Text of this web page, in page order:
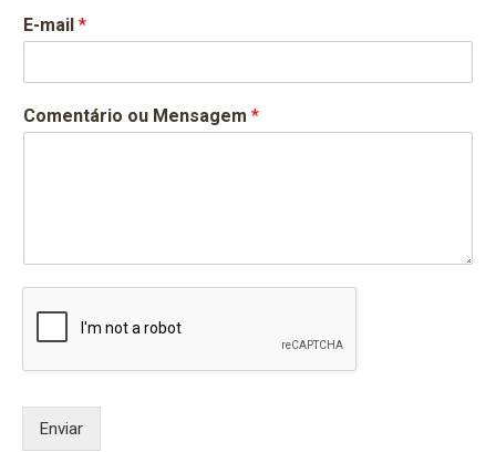
E-mail *
Comentário ou Mensagem *
Enviar